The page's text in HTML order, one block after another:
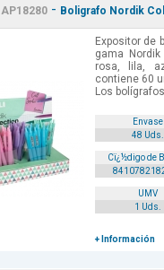
AP18280- Boligrafo Nordik
Expositor de
gama
rosa, lila,
contiene 60
Los
Envase
48 Uds.
Cï¿½digo de
UMV
1 Uds.
+ Información